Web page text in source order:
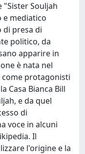
"Sister Souljah
e mediatico
di presa di
politico, da
apparire in
è nata nel
come protagonisti
Casa Bianca Bill
e da quel
di
voce in alcuni
Il
l'origine e la